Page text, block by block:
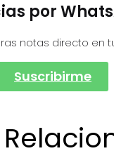
por
notas directo en
Suscribirme